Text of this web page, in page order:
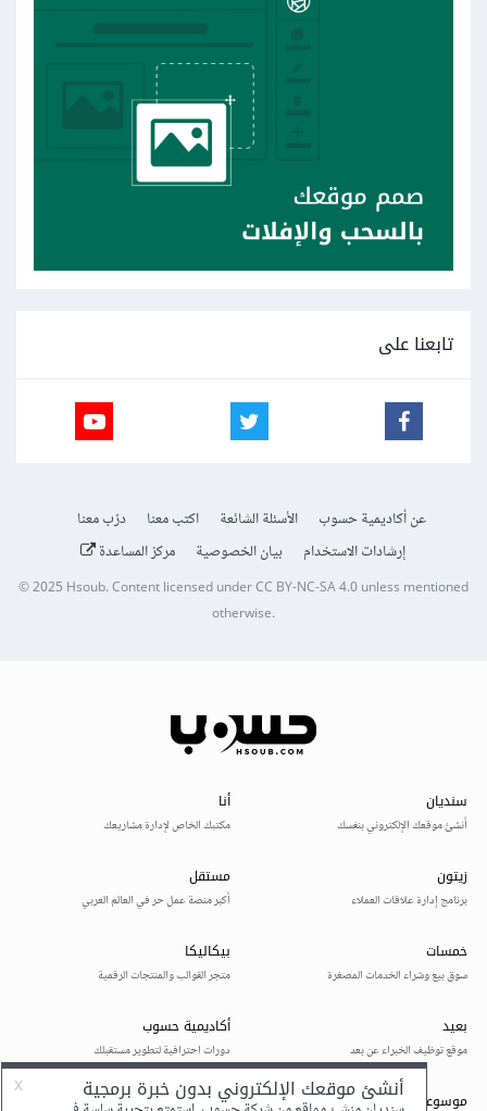
تابعنا على
عن أكاديمية حسوب الأسئلة الشائعة اكتب معنا
درّب معنا
إرشادات الاستخدام
بيان الخصوصية مركز المساعدة
© 2025Hsoub.Content licensed underCC BY-NC-SA 4.0unless mentioned
otherwise.